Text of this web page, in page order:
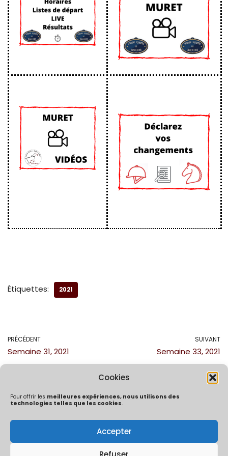
Cookies
Pour offrir les meilleures expériences, nous utilisons des
technologies telles que les cookies.
Accepter
Étiquettes: 2021
PRÉCÉDENT
Semaine 31, 2021
SUIVANT
Semaine 33, 2021
Politique de confidentialité
Politique de cookies (UE)